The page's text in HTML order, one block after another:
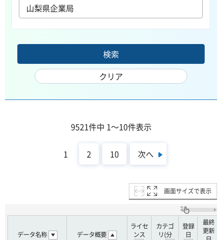
9521件中 1～10件表示
1 2 10 次へ
画面サイズで表示
データ名称 データ概要
ライセ
ンス
カテゴ
リ(分
登録
日
最終
更新